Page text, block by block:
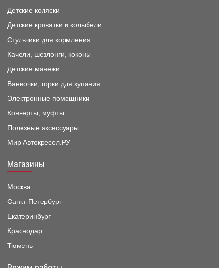
Детские коляски
Детские кроватки и колыбели
Стульчики для кормления
Качели, шезлонги, коконы
Детские манежи
Ванночки, горки для купания
Электронные помощники
Конверты, муфты
Полезные аксессуары
Мир Автокресел.РУ
Магазины
Москва
Санкт-Петербург
Екатеринбург
Краснодар
Тюмень